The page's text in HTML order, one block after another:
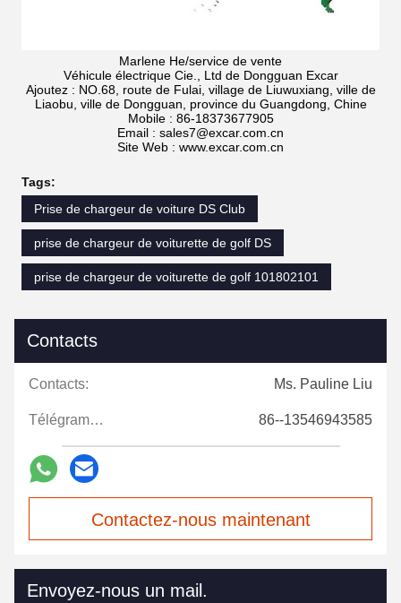
Marlene He/service de vente
Véhicule électrique Cie., Ltd de Dongguan Excar
Ajoutez : NO.68, route de Fulai, village de Liuwuxiang, ville de
Liaobu, ville de Dongguan, province du Guangdong, Chine
Mobile : 86-18373677905
Email : sales7@excar.com.cn
Site Web : www.excar.com.cn
Tags:
Prise de chargeur de voiture DS Club
prise de chargeur de voiturette de golf DS
prise de chargeur de voiturette de golf 101802101
Contacts
Contacts: Ms. Pauline Liu
Télégramme: 86--13546943585
Contactez-nous maintenant
Envoyez-nous un mail.